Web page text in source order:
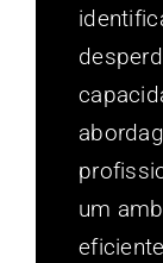
um